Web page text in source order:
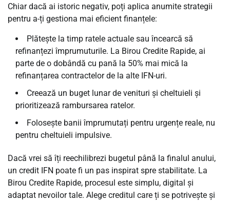
Chiar dacă ai istoric negativ, poți aplica anumite strategii
pentru a-ți gestiona mai eficient finanțele:
Plătește la timp ratele actuale sau încearcă să
refinanțezi împrumuturile. La Birou Credite Rapide, ai
parte de o dobândă cu pană la 50% mai mică la
refinanțarea contractelor de la alte IFN-uri.
Creează un buget lunar de venituri și cheltuieli și
prioritizează rambursarea ratelor.
Folosește banii împrumutați pentru urgențe reale, nu
pentru cheltuieli impulsive.
Dacă vrei să îți reechilibrezi bugetul până la finalul anului,
un credit IFN poate fi un pas inspirat spre stabilitate. La
Birou Credite Rapide, procesul este simplu, digital și
adaptat nevoilor tale. Alege creditul care ți se potrivește și